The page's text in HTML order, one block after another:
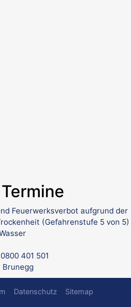
Feuerwerksverbot aufgrund der
(Gefahrenstufe 5 von 5)
401 501
Brunegg
Datenschutz Sitemap